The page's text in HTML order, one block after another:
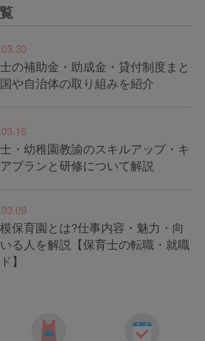
の補助金・助成金・貸付制度まと
や自治体の取り組みを紹介
・幼稚園教諭のスキルアップ・キ
プランと研修について解説
保育園とは?仕事内容・魅力・向
る人を解説【保育士の転職・就職
】